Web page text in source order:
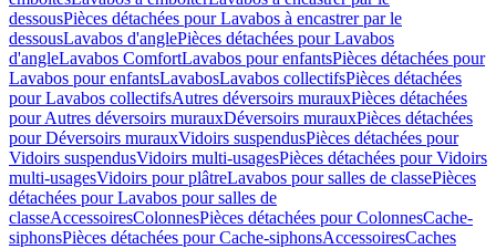
dessousPièces détachées pour Lavabos à encastrer par le
dessousLavabos d'anglePièces détachées pour Lavabos
d'angleLavabos ComfortLavabos pour enfantsPièces détachées pour
Lavabos pour enfantsLavabosLavabos collectifsPièces détachées
pour Lavabos collectifsAutres déversoirs murauxPièces détachées
pour Autres déversoirs murauxDéversoirs murauxPièces détachées
pour Déversoirs murauxVidoirs suspendusPièces détachées pour
Vidoirs suspendusVidoirs multi-usagesPièces détachées pour Vidoirs
multi-usagesVidoirs pour plâtreLavabos pour salles de classePièces
détachées pour Lavabos pour salles de
classeAccessoiresColonnesPièces détachées pour ColonnesCache-
siphonsPièces détachées pour Cache-siphonsAccessoiresCaches